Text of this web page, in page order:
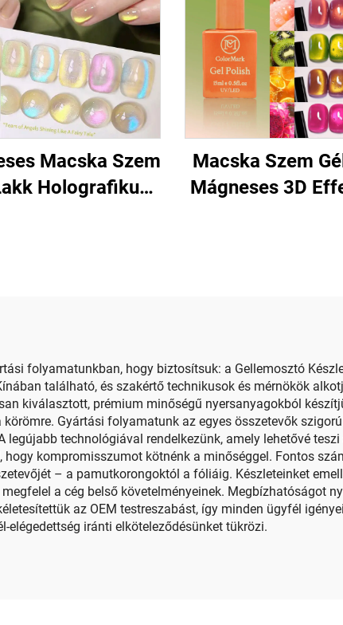
Macska Szem
Holografikus
Macska Szem
Mágneses 3D
folyamatunkban, hogy biztosítsuk: a Gellemosztó
található, és szakértő technikusok és mérnökök
kiválasztott, prémium minőségű nyersanyagokból
Gyártási folyamatunk az egyes összetevők
technológiával rendelkezünk, amely lehetővé
kompromisszumot kötnénk a minőséggel. Fontos
– a pamutkorongoktól a fóliáig. Készleteinket
a cég belső követelményeinek. Megbízhatóságot
az OEM testreszabást, így minden ügyfél
iránti elköteleződésünket tükrözi.